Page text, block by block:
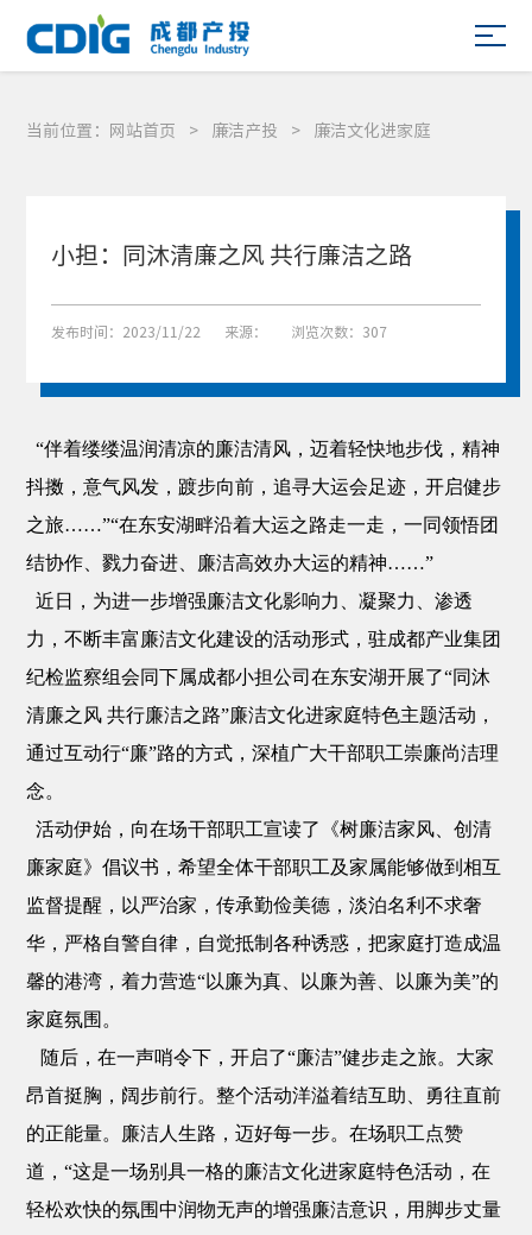
当前位置： 网站首页 > 廉洁产投 > 廉洁文化进家庭
小担：同沐清廉之风 共行廉洁之路
发布时间：2023/11/22 来源： 浏览次数：307
“伴着缕缕温润清凉的廉洁清风，迈着轻快地步伐，精神
抖擞，意气风发，踱步向前，追寻大运会足迹，开启健步
之旅……”“在东安湖畔沿着大运之路走一走，一同领悟团
结协作、戮力奋进、廉洁高效办大运的精神……”
近日，为进一步增强廉洁文化影响力、凝聚力、渗透
力，不断丰富廉洁文化建设的活动形式，驻成都产业集团
纪检监察组会同下属成都小担公司在东安湖开展了“同沐
清廉之风 共行廉洁之路”廉洁文化进家庭特色主题活动，
通过互动行“廉”路的方式，深植广大干部职工崇廉尚洁理
念。
活动伊始，向在场干部职工宣读了《树廉洁家风、创清
廉家庭》倡议书，希望全体干部职工及家属能够做到相互
监督提醒，以严治家，传承勤俭美德，淡泊名利不求奢
华，严格自警自律，自觉抵制各种诱惑，把家庭打造成温
馨的港湾，着力营造“以廉为真、以廉为善、以廉为美”的
家庭氛围。
随后，在一声哨令下，开启了“廉洁”健步走之旅。大家
昂首挺胸，阔步前行。整个活动洋溢着结互助、勇往直前
的正能量。廉洁人生路，迈好每一步。在场职工点赞
道，“这是一场别具一格的廉洁文化进家庭特色活动，在
轻松欢快的氛围中润物无声的增强廉洁意识，用脚步丈量